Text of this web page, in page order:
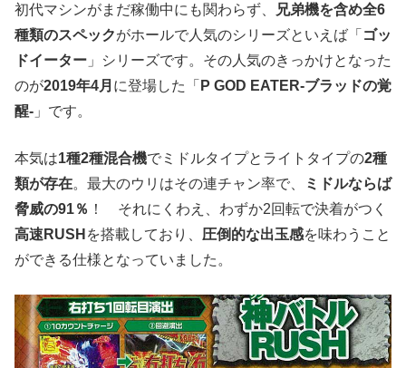
初代マシンがまだ稼働中にも関わらず、
兄弟機を含め全6
種類のスペックがホールで人気のシリーズといえば「 ゴッ
ドイーター 」シリーズです。その人気のきっかけとなった
のが2019年4月 に登場した「 P GOD EATER‐ブラッドの覚
醒‐ 」です。
本気は1種2種混合機でミドルタイプとライトタイプの2種
類が存在。最大のウリはその連チャン率で、
ミドルならば
脅威の91％ ！ それにくわえ、わずか2回転で決着がつく
高速RUSH を搭載しており、 圧倒的な出玉感を味わうこと
ができる仕様となっていました。